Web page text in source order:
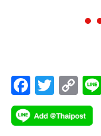
F
ac
e
T
wi
tt
C
o
p